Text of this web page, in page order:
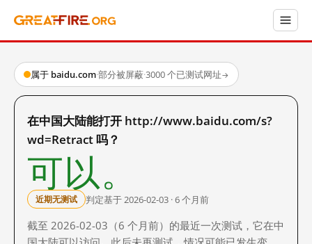
属于 baidu.com·部分被屏蔽·3000 个已测试网址→
在中国大陆能打开 http://www.baidu.com/s?
wd=Retract 吗？
可以。
近期无测试 判定基于 2026-02-03 · 6 个月前
截至 2026-02-03（6 个月前）的最近一次测试，它在中